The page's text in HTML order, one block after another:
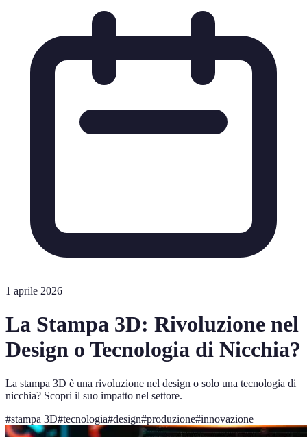
1 aprile 2026
La Stampa 3D: Rivoluzione nel
Design o Tecnologia di Nicchia?
La stampa 3D è una rivoluzione nel design o solo una tecnologia di
nicchia? Scopri il suo impatto nel settore.
#stampa 3D#tecnologia#design#produzione#innovazione